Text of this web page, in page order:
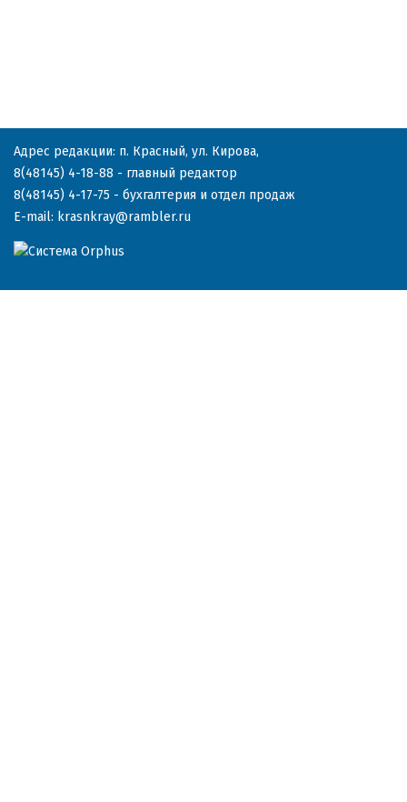
Адрес редакции: п. Красный, ул. Кирова,
8(48145) 4-18-88 - главный редактор
8(48145) 4-17-75 - бухгалтерия и отдел продаж
E-mail: krasnkray@rambler.ru